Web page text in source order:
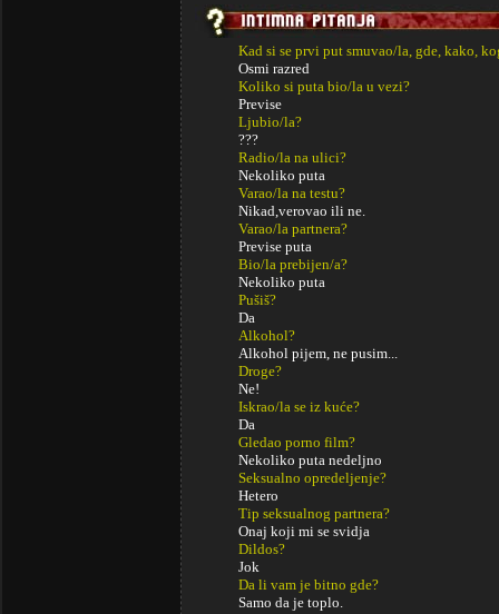
Kad si se prvi put smuvao/la, gde, kako,
Osmi razred
Koliko si puta bio/la u vezi?
Previse
Ljubio/la?
???
Radio/la na ulici?
Nekoliko puta
Varao/la na testu?
Nikad,verovao ili ne.
Varao/la partnera?
Previse puta
Bio/la prebijen/a?
Nekoliko puta
Pušiš?
Da
Alkohol?
Alkohol pijem, ne pusim...
Droge?
Ne!
Iskrao/la se iz kuće?
Da
Gledao porno film?
Nekoliko puta nedeljno
Seksualno opredeljenje?
Hetero
Tip seksualnog partnera?
Onaj koji mi se svidja
Dildos?
Jok
Da li vam je bitno gde?
Samo da je toplo.